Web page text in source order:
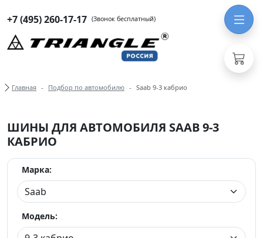
+7 (495) 260-17-17 (Звонок бесплатный)
Хлебные крошки
Главная Подбор по автомобилю Saab 9-3 кабрио
ШИНЫ ДЛЯ АВТОМОБИЛЯ SAAB 9-3
КАБРИО
Марка:
Модель: